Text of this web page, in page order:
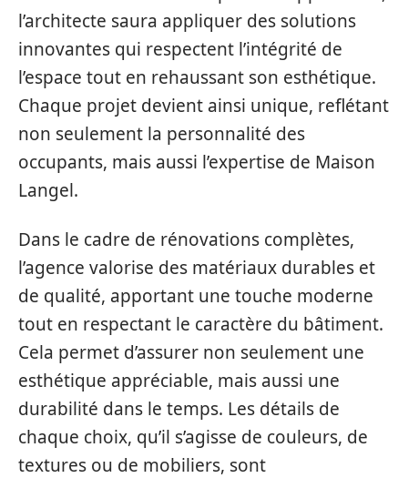
l’architecte saura appliquer des solutions
innovantes qui respectent l’intégrité de
l’espace tout en rehaussant son esthétique.
Chaque projet devient ainsi unique, reflétant
non seulement la personnalité des
occupants, mais aussi l’expertise de Maison
Langel.
Dans le cadre de rénovations complètes,
l’agence valorise des matériaux durables et
de qualité, apportant une touche moderne
tout en respectant le caractère du bâtiment.
Cela permet d’assurer non seulement une
esthétique appréciable, mais aussi une
durabilité dans le temps. Les détails de
chaque choix, qu’il s’agisse de couleurs, de
textures ou de mobiliers, sont